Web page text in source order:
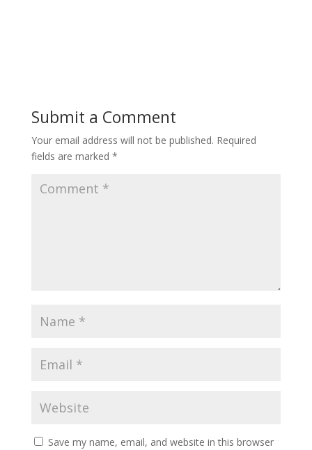
Submit a Comment
Your email address will not be published. Required
fields are marked *
Save my name, email, and website in this browser